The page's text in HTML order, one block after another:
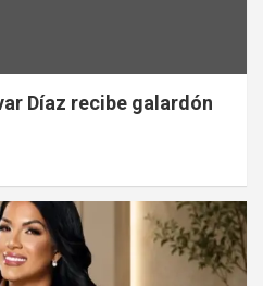
Díaz recibe galardón